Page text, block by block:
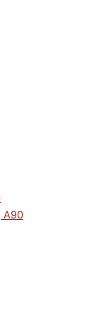
A90